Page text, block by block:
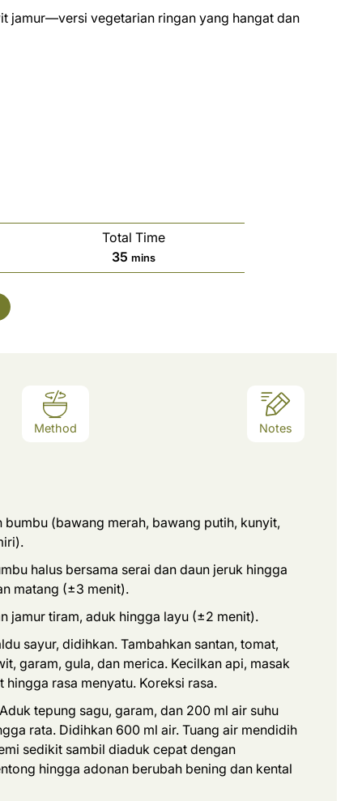
jamur—versi vegetarian ringan yang hangat dan
Total Time
35 minutes
mins
Method Notes
bumbu (bawang merah, bawang putih, kunyit,
halus bersama serai dan daun jeruk hingga
matang (±3 menit).
jamur tiram, aduk hingga layu (±2 menit).
sayur, didihkan. Tambahkan santan, tomat,
garam, gula, dan merica. Kecilkan api, masak
hingga rasa menyatu. Koreksi rasa.
tepung sagu, garam, dan 200 ml air suhu
rata. Didihkan 600 ml air. Tuang air mendidih
sedikit sambil diaduk cepat dengan
hingga adonan berubah bening dan kental